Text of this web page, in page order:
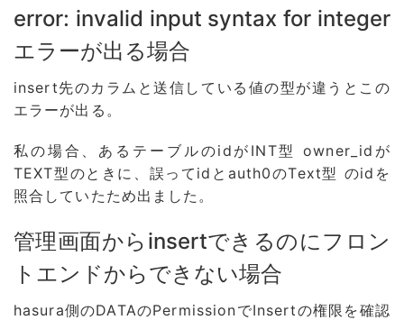
error: invalid input syntax for integer
エラーが出る場合
insert先のカラムと送信している値の型が違うとこの
エラーが出る。
私の場合、あるテーブルのidがINT型 owner_idが
TEXT型のときに、誤ってidとauth0のText型 のidを
照合していたため出ました。
管理画面からinsertできるのにフロン
トエンドからできない場合
hasura側のDATAのPermissionでInsertの権限を確認